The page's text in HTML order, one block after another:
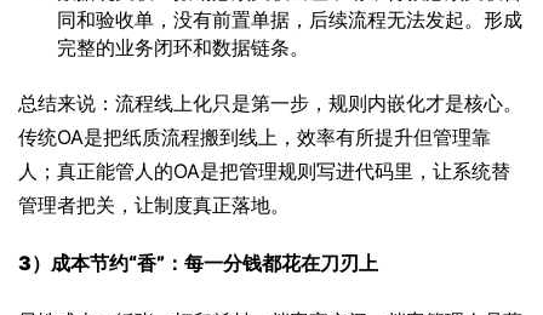
同和验收单，没有前置单据，后续流程无法发起。形成
完整的业务闭环和数据链条。
总结来说：流程线上化只是第一步，规则内嵌化才是核心。
传统OA是把纸质流程搬到线上，效率有所提升但管理靠
人；真正能管人的OA是把管理规则写进代码里，让系统替
管理者把关，让制度真正落地。
3）成本节约“香”：每一分钱都花在刀刃上